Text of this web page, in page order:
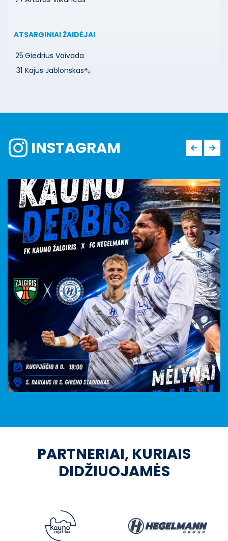
ATSARGINIAI ŽAIDĖJAI
25 Giedrius Vaivada
31 Kajus Jablonskas
INSTAGRAM
PARTNERIAI, KURIAIS
DIDŽIUOJAMĖS